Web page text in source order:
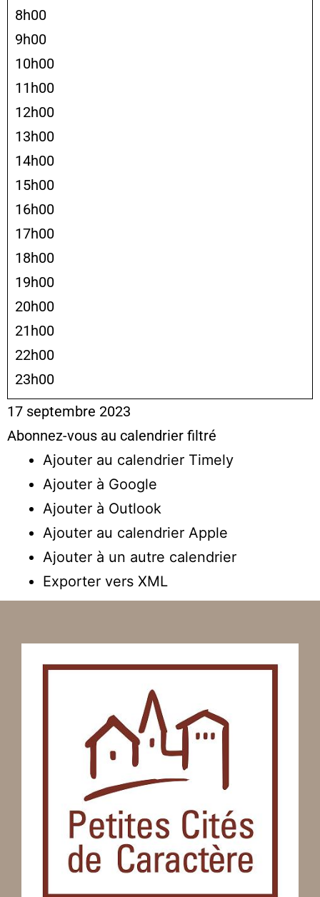
8h00
9h00
10h00
11h00
12h00
13h00
14h00
15h00
16h00
17h00
18h00
19h00
20h00
21h00
22h00
23h00
17 septembre 2023
Abonnez-vous au calendrier filtré
Ajouter au calendrier Timely
Ajouter à Google
Ajouter à Outlook
Ajouter au calendrier Apple
Ajouter à un autre calendrier
Exporter vers XML